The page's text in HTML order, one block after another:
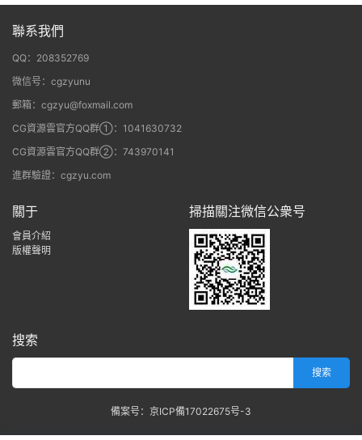
聯系我們
QQ：208352769
微信号：cgzyunu
郵箱：cgzyu@foxmail.com
CG資源雲官方QQ群①：1041630732
CG資源雲官方QQ群②：743970141
進群驗證：cgzyu.com
關于
會員介紹
版權聲明
掃描關注微信公衆号
搜索
備案号：京ICP備17022675号-3